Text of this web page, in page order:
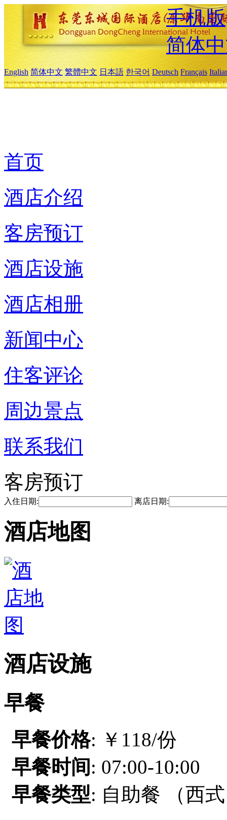
手机版
简体
English 简体中文 繁體中文 日本語 한국어 Deutsch Français
首页
酒店介绍
客房预订
酒店设施
酒店相册
新闻中心
住客评论
周边景点
联系我们
客房预订
入住日期: 离店日期:
酒店地图
酒店设施
早餐
早餐价格: ￥118/份
早餐时间 : 07:00-10:00
早餐类型: 自助餐 （西